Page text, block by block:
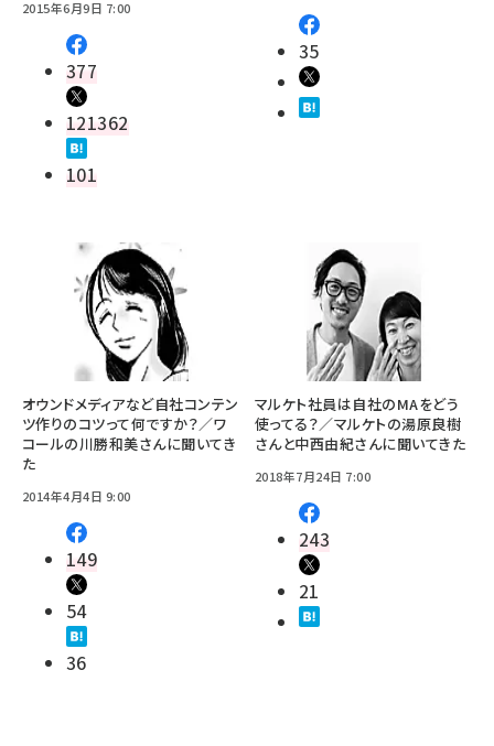
2015年6月9日 7:00
377
121362
101
35
オウンドメディアなど自社コンテン
ツ作りのコツって何ですか？／ワ
コールの川勝和美さんに聞いてき
た
2014年4月4日 9:00
149
54
36
マルケト社員は自社のMAをどう
使ってる？／マルケトの湯原良樹
さんと中西由紀さんに聞いてきた
2018年7月24日 7:00
243
21